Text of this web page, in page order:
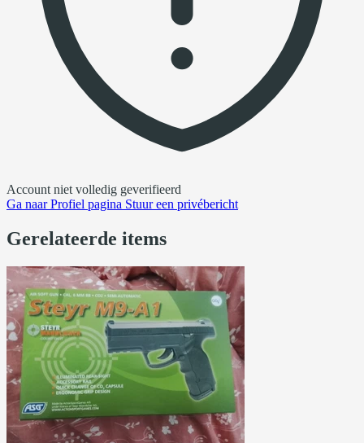
Account niet volledig geverifieerd
Ga naarProfiel pagina Stuur een privébericht
Gerelateerde items